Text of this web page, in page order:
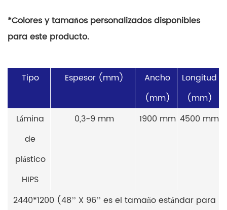
*Colores y tamaños personalizados disponibles
para este producto.
Tipo Espesor (mm)
Ancho
(mm)
Longitud
(mm)
Lámina
de
plástico
HIPS
0,3-9 mm 1900 mm 4500 mm
2440*1200 (48’’ X 96’’ es el tamaño estándar para